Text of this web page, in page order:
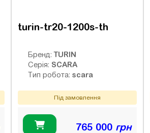
turin-tr20-1200s-th
Бренд:TURIN
Серія: SCARA
Тип робота: scara
Під замовлення
765 000 грн